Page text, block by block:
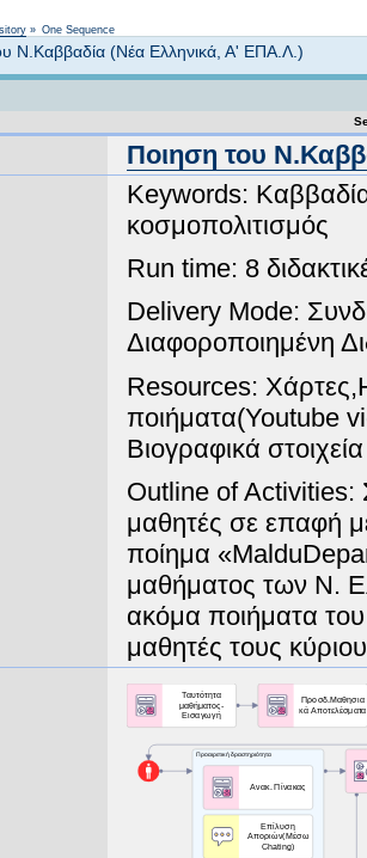
» One Sequence
Ν.Καββαδία (Νέα Ελληνικά, Α' ΕΠΑ.Λ.)
Ποιηση του
Keywords:
κοσμοπολιτισμός
Run time: 8
Delivery Mode:
Διαφοροποιημένη
Resources:
ποιήματα(Youtube
Βιογραφικά
Outline of Activities:
μαθητές σε επαφή
ποίημα
μαθήματος των Ν.
ακόμα ποιήματα
μαθητές τους